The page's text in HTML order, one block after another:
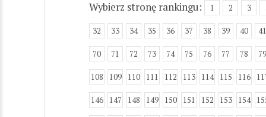
Wybierz stronę rankingu: 1 2 3
32 33 34 35 36 37 38 39 40 41
70 71 72 73 74 75 76 77 78 79
108 109 110 111 112 113 114 115 116
146 147 148 149 150 151 152 153 154